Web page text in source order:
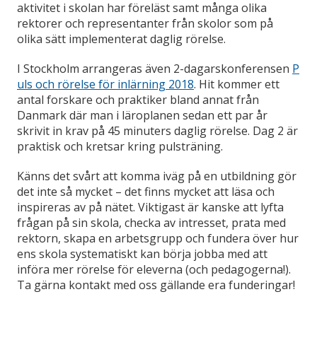
aktivitet i skolan har föreläst samt många olika
rektorer och representanter från skolor som på
olika sätt implementerat daglig rörelse.
I Stockholm arrangeras även 2-dagarskonferensen P
uls och rörelse för inlärning 2018. Hit kommer ett
antal forskare och praktiker bland annat från
Danmark där man i läroplanen sedan ett par år
skrivit in krav på 45 minuters daglig rörelse. Dag 2 är
praktisk och kretsar kring pulsträning.
Känns det svårt att komma iväg på en utbildning gör
det inte så mycket – det finns mycket att läsa och
inspireras av på nätet. Viktigast är kanske att lyfta
frågan på sin skola, checka av intresset, prata med
rektorn, skapa en arbetsgrupp och fundera över hur
ens skola systematiskt kan börja jobba med att
införa mer rörelse för eleverna (och pedagogerna!).
Ta gärna kontakt med oss gällande era funderingar!